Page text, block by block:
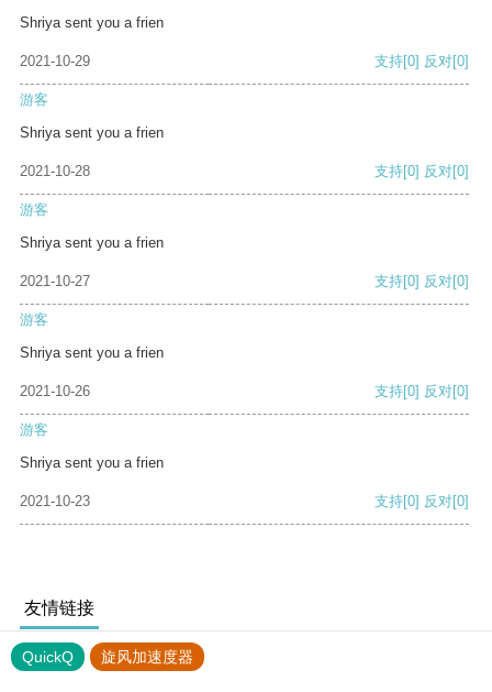
Shriya sent you a frien
2021-10-29 支持[0] 反对[0]
游客
Shriya sent you a frien
2021-10-28 支持[0] 反对[0]
游客
Shriya sent you a frien
2021-10-27 支持[0] 反对[0]
游客
Shriya sent you a frien
2021-10-26 支持[0] 反对[0]
游客
Shriya sent you a frien
2021-10-23 支持[0] 反对[0]
友情链接
QuickQ 旋风加速度器